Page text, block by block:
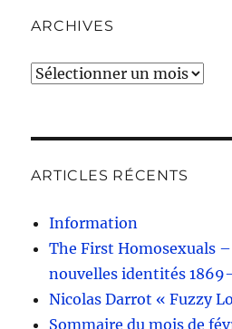
ARCHIVES
Archives
ARTICLES RÉCENTS
Information
The First Homosexuals –
nouvelles identités
Nicolas Darrot « Fuzzy
Sommaire du mois de